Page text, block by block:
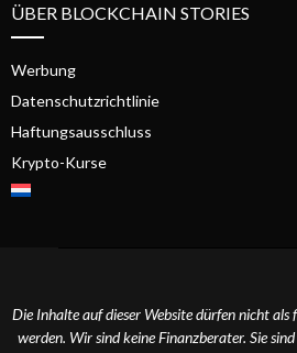
ÜBER BLOCKCHAIN STORIES
Werbung
Datenschutzrichtlinie
Haftungsausschluss
Krypto-Kurse
Die Inhalte auf dieser Website dürfen nicht
werden. Wir sind keine Finanzberater. Sie